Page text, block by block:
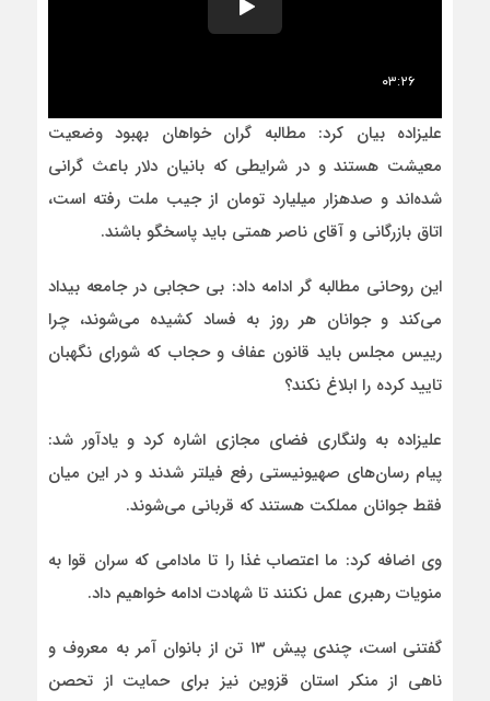
علیزاده بیان کرد: مطالبه گران خواهان بهبود وضعیت
معیشت هستند و در شرایطی که بانیان دلار باعث گرانی
شده‌اند و صدهزار میلیارد تومان از جیب ملت رفته است،
اتاق بازرگانی و آقای ناصر همتی باید پاسخگو باشند.
این روحانی مطالبه گر ادامه داد: بی حجابی در جامعه بیداد
می‌کند و جوانان هر روز به فساد کشیده می‌شوند، چرا
رییس مجلس باید قانون عفاف و حجاب که شورای نگهبان
تایید کرده را ابلاغ نکند؟
علیزاده به ولنگاری فضای مجازی اشاره کرد و یادآور شد:
پیام رسان‌های صهیونیستی رفع فیلتر شدند و در این میان
فقط جوانان مملکت هستند که قربانی می‌شوند.
وی اضافه کرد: ما اعتصاب غذا را تا مادامی که سران قوا به
منویات رهبری عمل نکنند تا شهادت ادامه خواهیم داد.
گفتنی است، چندی پیش ۱۳ تن از بانوان آمر به معروف و
ناهی از منکر استان قزوین نیز برای حمایت از تحصن